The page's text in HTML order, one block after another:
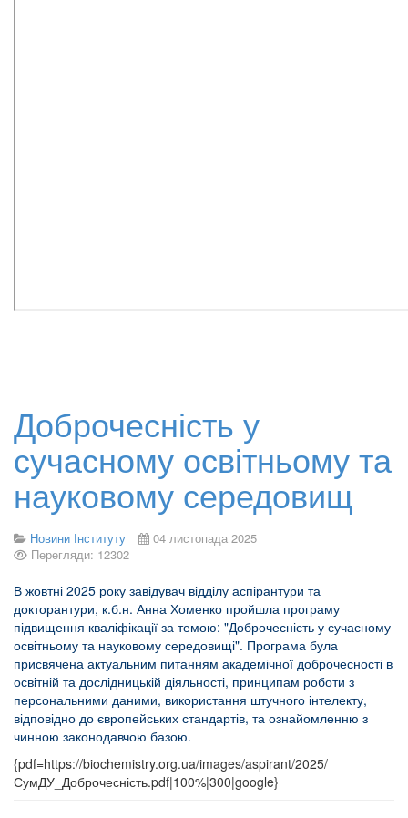
Доброчесність у
сучасному освітньому та
науковому середовищ
Новини Інституту
04 листопада 2025
Перегляди: 12302
В жовтні 2025 року завідувач відділу аспірантури та
докторантури, к.б.н. Анна Хоменко пройшла програму
підвищення кваліфікації за темою: "Доброчесність у сучасному
освітньому та науковому середовищі". Програма була
присвячена актуальним питанням академічної доброчесності в
освітній та дослідницькій діяльності, принципам роботи з
персональними даними, використання штучного інтелекту,
відповідно до європейських стандартів, та ознайомленню з
чинною законодавчою базою.
{pdf=https://biochemistry.org.ua/images/aspirant/2025/
СумДУ_Доброчесність.pdf|100%|300|google}